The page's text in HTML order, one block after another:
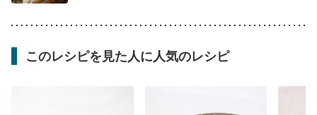
このレシピを見た人に人気のレシピ